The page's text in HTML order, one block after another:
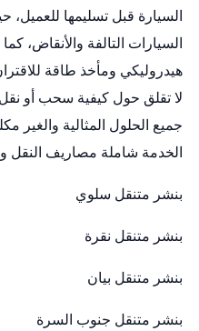
السيارة قبل تسليمها
السيارات التالفة والأنقاض،
هيدروليكي ومأخذ طاقة
لا تقلق حول كيفية سحب أو نقل
جميع الحلول المثالية والغير
الخدمة شاملة مصاريف النقل
بنشر متنقل سلوي
بنشر متنقل نقرة
بنشر متنقل بيان
بنشر متنقل جنوب السرة